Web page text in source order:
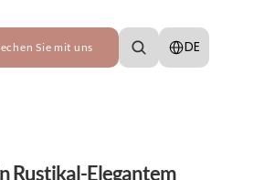
Sie mit uns
Select Language
DE
Rustikal-Elegantem